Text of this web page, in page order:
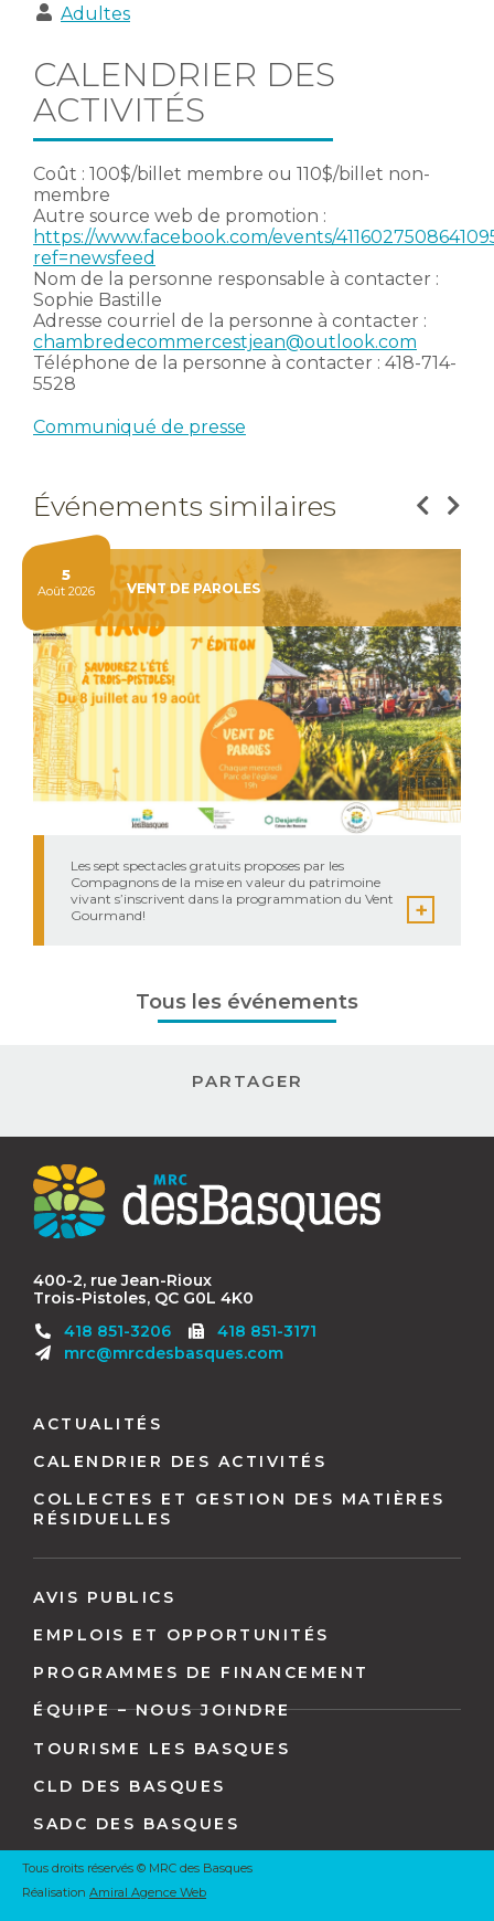
Publics
Adultes
CALENDRIER DES
ACTIVITÉS
Coût : 100$/billet membre ou 110$/billet non-
membre
Autre source web de promotion :
https://www.facebook.com/events/
ref=newsfeed
Nom de la personne responsable à contacter :
Sophie Bastille
Adresse courriel de la personne à contacter :
chambredecommercestjean@outlook.com
Téléphone de la personne à contacter : 418-714-
5528
Communiqué de presse
Événements similaires
VENT DE PAROLES
5
Août 2026
Les sept spectacles gratuits proposes par les
Compagnons de la mise en valeur du patrimoine
vivant s’inscrivent dans la programmation du Vent
Gourmand!
Tous les événements
PARTAGER
Contact
MRC
des
Basques
400-2, rue Jean-Rioux
Trois-Pistoles, QC G0L 4K0
418 851-3206
Télécopieur
:
418 851-3171
mrc@mrcdesbasques.com
pied
de
page
ACTUALITÉS
CALENDRIER DES ACTIVITÉS
COLLECTES ET GESTION DES MATIÈRES
RÉSIDUELLES
AVIS PUBLICS
EMPLOIS ET OPPORTUNITÉS
PROGRAMMES DE FINANCEMENT
ÉQUIPE – NOUS JOINDRE
TOURISME LES BASQUES
CLD DES BASQUES
SADC DES BASQUES
Tous droits réservés © MRC des Basques
Réalisation Amiral Agence Web